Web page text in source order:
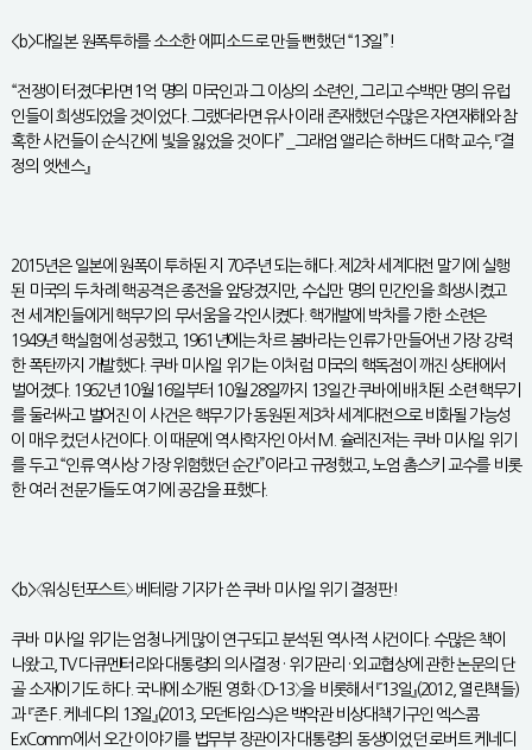
<b>대일본 원폭투하를 소소한 에피소드로 만들 뻔했던 “13일”!
“전쟁이 터졌더라면 1억 명의 미국인과 그 이상의 소련인, 그리고 수백만 명의 유럽
인들이 희생되었을 것이었다. 그랬더라면 유사 이래 존재했던 수많은 자연재해와 참
혹한 사건들이 순식간에 빛을 잃었을 것이다” _그래엄 앨리슨 하버드 대학 교수, 『결
정의 엣센스』
2015년은 일본에 원폭이 투하된 지 70주년 되는 해다. 제2차 세계대전 말기에 실행
된 미국의 두 차례 핵공격은 종전을 앞당겼지만, 수십만 명의 민간인을 희생시켰고
전 세계인들에게 핵무기의 무서움을 각인시켰다. 핵개발에 박차를 가한 소련은
1949년 핵실험에 성공했고, 1961년에는 차르 봄바라는 인류가 만들어낸 가장 강력
한 폭탄까지 개발했다. 쿠바 미사일 위기는 이처럼 미국의 핵독점이 깨진 상태에서
벌어졌다. 1962년 10월 16일부터 10월 28일까지 13일간 쿠바에 배치된 소련 핵무기
를 둘러싸고 벌어진 이 사건은 핵무기가 동원된 제3차 세계대전으로 비화될 가능성
이 매우 컸던 사건이다. 이 때문에 역사학자인 아서 M. 슐레진저는 쿠바 미사일 위기
를 두고 “인류 역사상 가장 위험했던 순간”이라고 규정했고, 노엄 촘스키 교수를 비롯
한 여러 전문가들도 여기에 공감을 표했다.
<b>〈워싱턴포스트〉 베테랑 기자가 쓴 쿠바 미사일 위기 결정판!
쿠바 미사일 위기는 엄청나게 많이 연구되고 분석된 역사적 사건이다. 수많은 책이
나왔고, TV 다큐멘터리와 대통령의 의사결정 · 위기관리 · 외교협상에 관한 논문의 단
골 소재이기도 하다. 국내에 소개된 영화 〈D-13〉을 비롯해서 『13일』(2012, 열린책들)
과 『존 F. 케네디의 13일』(2013, 모던타임스)은 백악관 비상대책기구인 엑스콤
ExComm에서 오간 이야기를 법무부 장관이자 대통령의 동생이었던 로버트 케네디